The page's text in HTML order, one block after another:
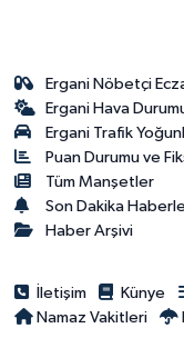
Ergani Nöbetçi
Ergani Hava
Ergani Trafik
Puan Durumu ve
Tüm Manşetler
Son Dakika
Haber Arşivi
İletişim Künye
Namaz Vakitleri